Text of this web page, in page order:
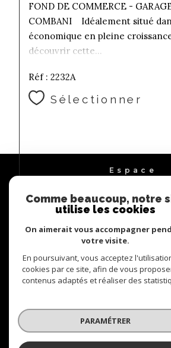
FOND DE COMMERCE -
COMBANI Idéalement situé
économique en pleine
découvrir cette...
Réf : 2232A
Sélectionner
Espace
Se
© 2026 | TOUS DROITS RÉSERVÉS |
Comme beaucoup, notre
utilise les cookies
On aimerait vous accompagner
votre visite.
En poursuivant, vous acceptez
cookies par ce site, afin de vous
contenus adaptés et réaliser des
PARAMÉTRER